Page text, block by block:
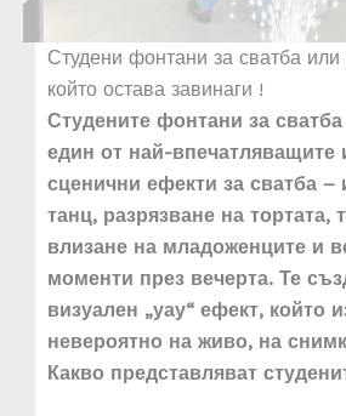
Студени фонтани за сватба
който остава завинаги !
Студените фонтани за
един от най-впечатляващите
сценични ефекти за сватба
танц, разрязване на тортата,
влизане на младоженците и
моменти през вечерта. Те
визуален „уау“ ефект, който
невероятно на живо, на
Какво представляват